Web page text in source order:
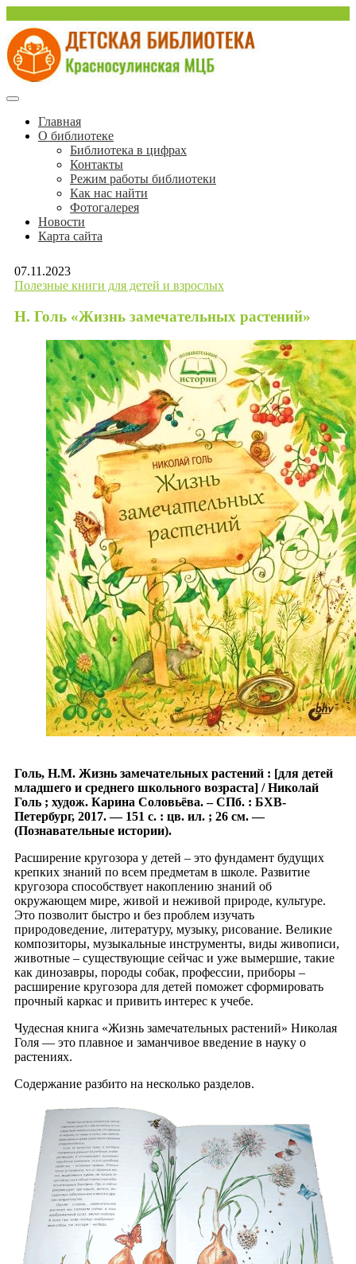
содержимому
Детская библиотека
Красносулинской МЦБ
Красносулинская Детская библиотека
Главная
О библиотеке
Библиотека в цифрах
Контакты
Режим работы библиотеки
Как нас найти
Фотогалерея
Новости
Карта сайта
07.11.2023
Полезные книги для детей и взрослых
Н. Голь «Жизнь замечательных растений»
Голь, Н.М. Жизнь замечательных растений : [для детей
младшего и среднего школьного возраста] / Николай
Голь ; худож. Карина Соловьёва. – СПб. : БХВ-
Петербург, 2017. — 151 с. : цв. ил. ; 26 см. —
(Познавательные истории).
Расширение кругозора у детей – это фундамент будущих
крепких знаний по всем предметам в школе. Развитие
кругозора способствует накоплению знаний об
окружающем мире, живой и неживой природе, культуре.
Это позволит быстро и без проблем изучать
природоведение, литературу, музыку, рисование. Великие
композиторы, музыкальные инструменты, виды живописи,
животные – существующие сейчас и уже вымершие, такие
как динозавры, породы собак, профессии, приборы –
расширение кругозора для детей поможет сформировать
прочный каркас и привить интерес к учебе.
Чудесная книга «Жизнь замечательных растений» Николая
Голя — это плавное и заманчивое введение в науку о
растениях.
Содержание разбито на несколько разделов.